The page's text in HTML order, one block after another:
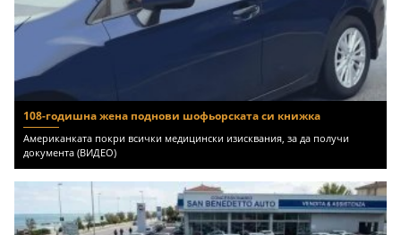
108-годишна жена поднови шофьорската си книжка
Американката покри всички медицински изисквания, за да получи
документа (ВИДЕО)